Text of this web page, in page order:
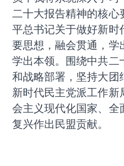
二十大报告精神的核心
平总书记关于做好新时
要思想，融会贯通，学
学出本领。围绕中共二
和战略部署，坚持大团
新时代民主党派工作新
会主义现代化国家、全
复兴作出民盟贡献。